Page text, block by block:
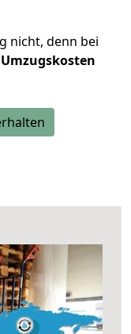
nicht, denn bei
Umzugskosten